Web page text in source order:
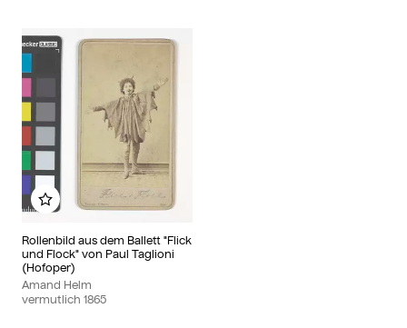
Rollenbild aus dem Ballett "Flick
und Flock" von Paul Taglioni
(Hofoper)
Amand Helm
vermutlich 1865
Zu meinem Album hinzufügen